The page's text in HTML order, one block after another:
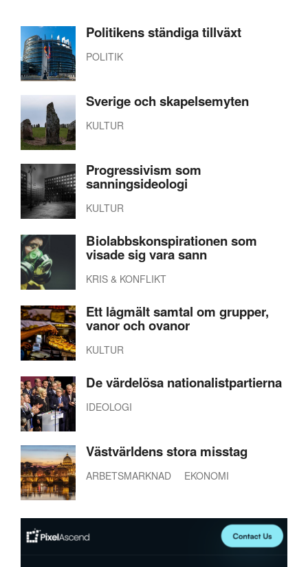
Politikens ständiga tillväxt
POLITIK
Sverige och skapelsemyten
KULTUR
Progressivism som
sanningsideologi
KULTUR
Biolabbskonspirationen som
visade sig vara sann
KRIS & KONFLIKT
Ett lågmält samtal om grupper,
vanor och ovanor
KULTUR
De värdelösa nationalistpartierna
IDEOLOGI
Västvärldens stora misstag
ARBETSMARKNAD EKONOMI